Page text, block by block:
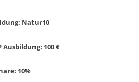
: Natur10
100 €
10%